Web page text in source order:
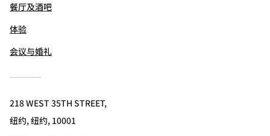
餐厅及酒吧
体验
会议与婚礼
218 WEST 35TH STREET,
纽约, 纽约, 10001